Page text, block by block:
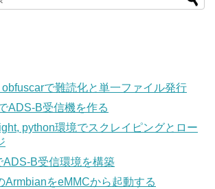
で難読化と単一ファイル発行
ADS-B受信機を作る
python環境でスクレイピングとロー
B受信環境を構築
ArmbianをeMMCから起動する